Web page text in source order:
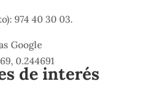
974 40 30 03.
Google
0.244691
de interés